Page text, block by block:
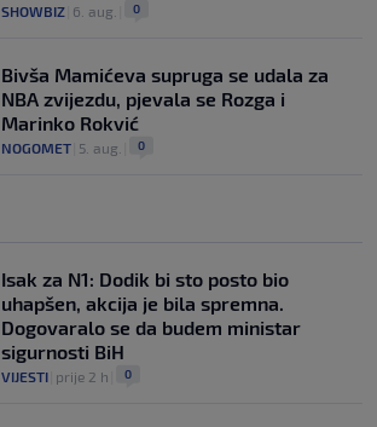
SHOWBIZ 6. aug. 0
Bivša Mamićeva supruga se udala za
NBA zvijezdu, pjevala se Rozga i
Marinko Rokvić
NOGOMET 5. aug. 0
Isak za N1: Dodik bi sto posto bio
uhapšen, akcija je bila spremna.
Dogovaralo se da budem ministar
sigurnosti BiH
VIJESTI prije 2 h 0